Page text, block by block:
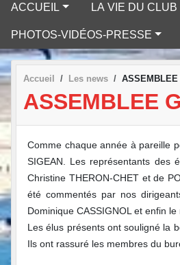
ACCUEIL LA VIE DU CLUB
PHOTOS-VIDÉOS-PRESSE
Accueil Les news ASSEMBLEE
ASSEMBLEE
Comme chaque année à pareille
SIGEAN. Les représentants des
Christine THERON-CHET et de
été commentés par nos
Dominique CASSIGNOL et enfin
Les élus présents ont souligné la
Ils ont rassuré les membres du